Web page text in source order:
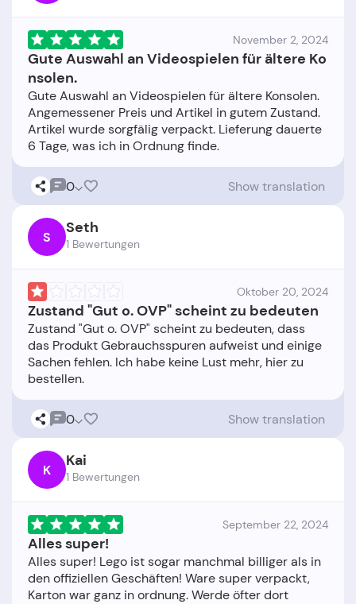
November 2, 2024
Gute Auswahl an Videospielen für ältere Ko
nsolen.
Gute Auswahl an Videospielen für ältere Konsolen.
Angemessener Preis und Artikel in gutem Zustand.
Artikel wurde sorgfälig verpackt. Lieferung dauerte
0 Show translation
S Seth
1 Bewertungen
Oktober 20, 2024
Zustand "Gut o. OVP" scheint zu bedeuten
Zustand "Gut o. OVP" scheint zu bedeuten, dass
das Produkt Gebrauchsspuren aufweist und einige
Sachen fehlen. Ich habe keine Lust mehr, hier zu
0 Show translation
K Kai
1 Bewertungen
September 22, 2024
Alles super!
Alles super! Lego ist sogar manchmal billiger als in
den offiziellen Geschäften! Ware super verpackt,
Karton war ganz in ordnung. Werde öfter dort